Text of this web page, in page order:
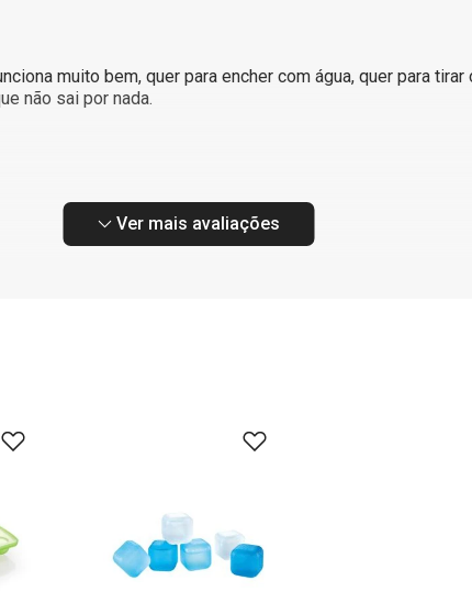
muito bem, quer para encher com água, quer para
não sai por nada.
Ver mais avaliações